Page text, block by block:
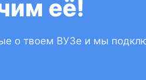
её!
о твоем ВУЗе и мы